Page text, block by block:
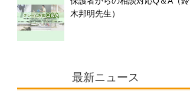
木邦明先生）
最新ニュース